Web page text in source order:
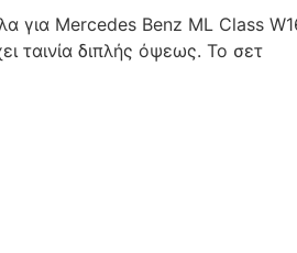
για Mercedes Benz ML Class
ταινία διπλής όψεως. Το σετ